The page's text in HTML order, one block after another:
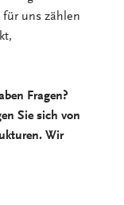
für uns zählen
Fragen?
Sie sich von
Wir